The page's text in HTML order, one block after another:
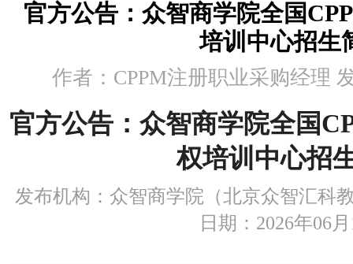
官方公告：众智商学院全国
培训中心招生
作者：CPPM注册职业采购经理
官方公告：众智商学院全国
权培训中心招
发布机构：众智商学院（北京众智汇科
日期：2026年06